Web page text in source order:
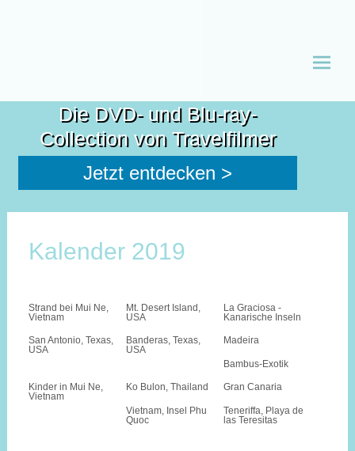
Inhalt
Die DVD- und Blu-ray-
Collection von Travelfilmer
Jetzt entdecken >
Kalender 2019
Strand bei Mui Ne,
Vietnam
Mt. Desert Island,
USA
La Graciosa -
Kanarische Inseln
San Antonio, Texas,
USA
Banderas, Texas,
USA
Madeira
Bambus-Exotik
Kinder in Mui Ne,
Vietnam
Ko Bulon, Thailand Gran Canaria
Vietnam, Insel Phu
Quoc
Teneriffa, Playa de
las Teresitas